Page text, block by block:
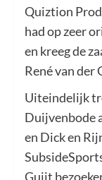
Quiztion
had op zeer
en kreeg de
René van der
Uiteindelijk
Duijvenbode
en Dick en
Guijt